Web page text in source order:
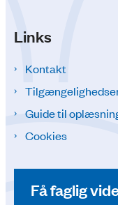
Links
Kontakt
Guide til
Cookies
Få faglig